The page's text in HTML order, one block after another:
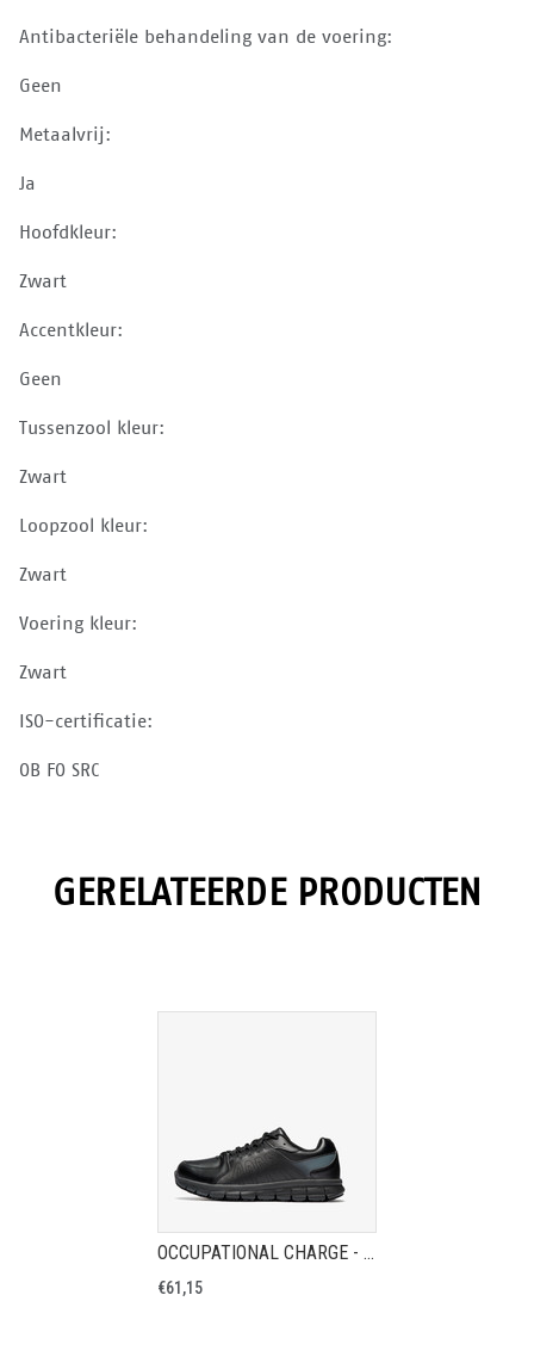
Antibacteriële behandeling van de voering:
Geen
Metaalvrij:
Ja
Hoofdkleur:
Zwart
Accentkleur:
Geen
Tussenzool kleur:
Zwart
Loopzool kleur:
Zwart
Voering kleur:
Zwart
ISO-certificatie:
OB FO SRC
GERELATEERDE PRODUCTEN
OCCUPATIONAL CHARGE - WERKSNEAKER OB
€61,15